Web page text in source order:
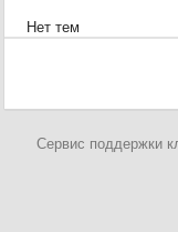
Нет тем
Сервис поддержки